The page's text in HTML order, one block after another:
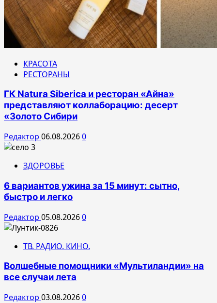
КРАСОТА
РЕСТОРАНЫ
ГК Natura Siberica и ресторан «Айна»
представляют коллаборацию: десерт
«Золото Сибири
Редактор 06.08.20260
ЗДОРОВЬЕ
6 вариантов ужина за 15 минут: сытно,
быстро и легко
Редактор 05.08.20260
ТВ. РАДИО. КИНО.
Волшебные помощники «Мультиландии» на
все случаи лета
Редактор 03.08.20260